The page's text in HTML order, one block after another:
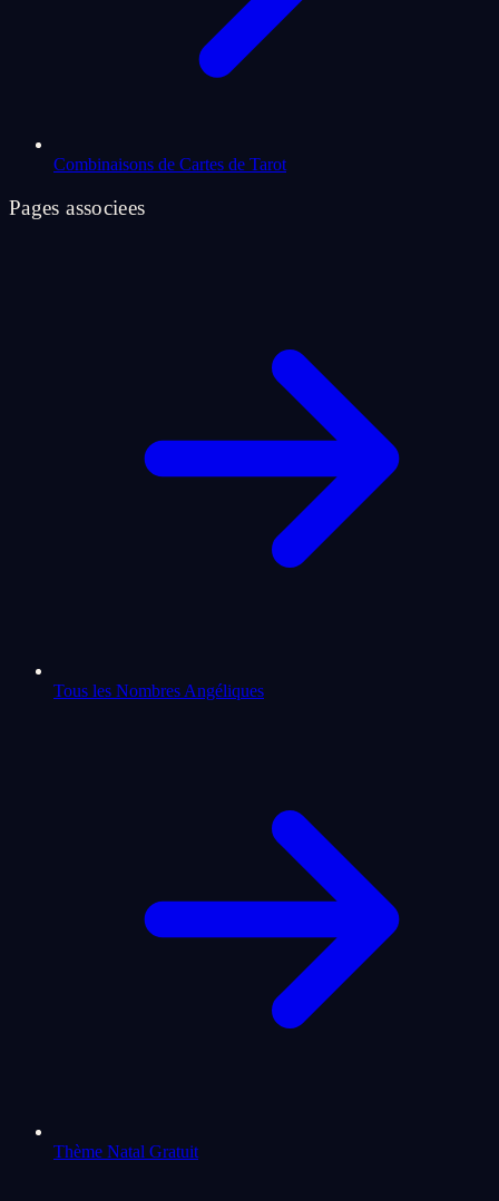
Combinaisons de Cartes de Tarot
Pages associees
Tous les Nombres Angéliques
Thème Natal Gratuit